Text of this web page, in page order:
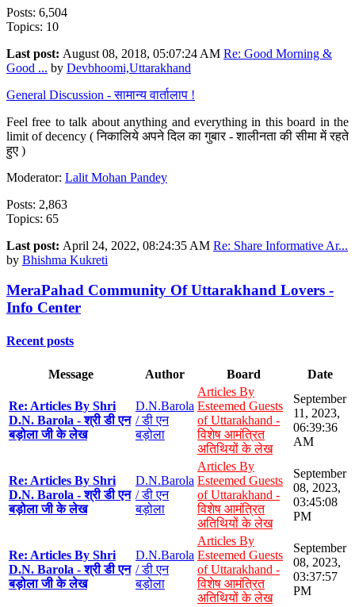
Posts: 6,504
Topics: 10
Last post: August 08, 2018, 05:07:24 AM Re: Good Morning &
Good ... by Devbhoomi,Uttarakhand
General Discussion - सामान्य वार्तालाप !
Feel free to talk about anything and everything in this board in the
limit of decency ( निकालिये अपने दिल का गुबार - शालीनता की सीमा में रहते
हुए )
Moderator: Lalit Mohan Pandey
Posts: 2,863
Topics: 65
Last post: April 24, 2022, 08:24:35 AM Re: Share Informative Ar...
by Bhishma Kukreti
MeraPahad Community Of Uttarakhand Lovers -
Info Center
Recent posts
Message Author Board Date
Re: Articles By Shri
D.N. Barola - श्री डी एन
बड़ोला जी के लेख
D.N.Barola
/ डी एन
बड़ोला
Articles By
Esteemed Guests
of Uttarakhand -
विशेष आमंत्रित
अतिथियों के लेख
September
11, 2023,
06:39:36
AM
Re: Articles By Shri
D.N. Barola - श्री डी एन
बड़ोला जी के लेख
D.N.Barola
/ डी एन
बड़ोला
Articles By
Esteemed Guests
of Uttarakhand -
विशेष आमंत्रित
अतिथियों के लेख
September
08, 2023,
03:45:08
PM
Re: Articles By Shri
D.N. Barola - श्री डी एन
बड़ोला जी के लेख
D.N.Barola
/ डी एन
बड़ोला
Articles By
Esteemed Guests
of Uttarakhand -
विशेष आमंत्रित
अतिथियों के लेख
September
08, 2023,
03:37:57
PM